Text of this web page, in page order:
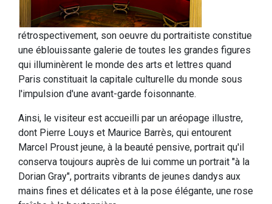
rétrospectivement, son oeuvre du portraitiste constitue
une éblouissante galerie de toutes les grandes figures
qui illuminèrent le monde des arts et lettres quand
Paris constituait la capitale culturelle du monde sous
l'impulsion d'une avant-garde foisonnante.
Ainsi, le visiteur est accueilli par un aréopage illustre,
dont Pierre Louys et Maurice Barrès, qui entourent
Marcel Proust jeune, à la beauté pensive, portrait qu'il
conserva toujours auprès de lui comme un portrait "à la
Dorian Gray", portraits vibrants de jeunes dandys aux
mains fines et délicates et à la pose élégante, une rose